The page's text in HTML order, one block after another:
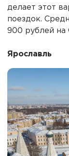
делает этот
поездок.
900 рублей на
Ярославль